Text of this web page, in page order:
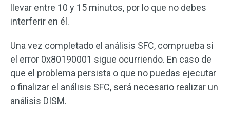
llevar entre 10 y 15 minutos, por lo que no debes
interferir en él.
Una vez completado el análisis SFC, comprueba si
el error 0x80190001 sigue ocurriendo. En caso de
que el problema persista o que no puedas ejecutar
o finalizar el análisis SFC, será necesario realizar un
análisis DISM.